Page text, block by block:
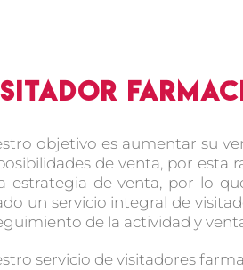
objetivo es aumentar su
de venta, por
estrategia de venta, por lo
un servicio integral de
de la actividad y
servicio de visitadores